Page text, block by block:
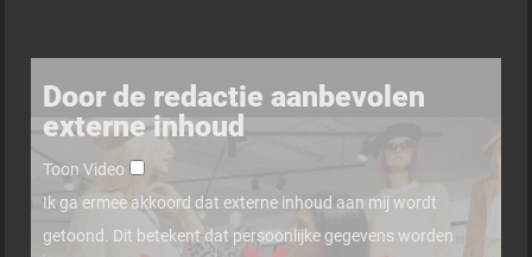
Door de redactie aanbevolen
externe inhoud
Toon Video
Ik ga ermee akkoord dat externe inhoud aan mij wordt
getoond. Dit betekent dat persoonlijke gegevens worden